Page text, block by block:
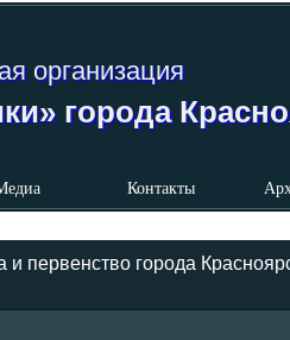
организация
города
Контакты
первенство города